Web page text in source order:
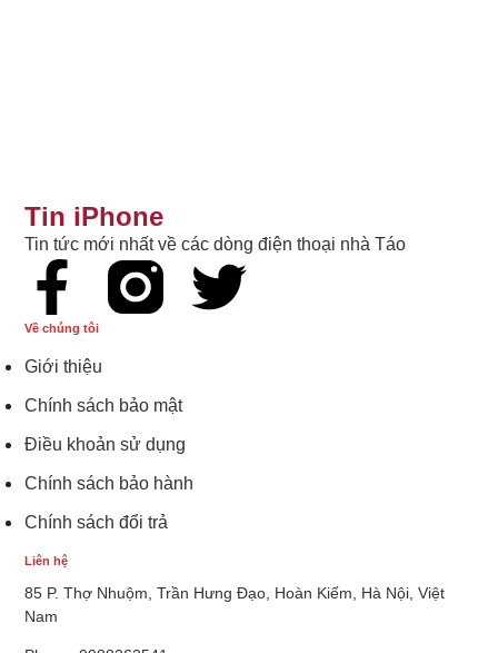
Tin iPhone
Tin tức mới nhất về các dòng điện thoại nhà Táo
Liên hệ
85 P. Thợ Nhuộm, Trần Hưng Đạo, Hoàn Kiếm, Hà Nội, Việt
Nam
Về chúng tôi
Giới thiệu
Chính sách bảo mật
Điều khoản sử dụng
Chính sách bảo hành
Chính sách đổi trả